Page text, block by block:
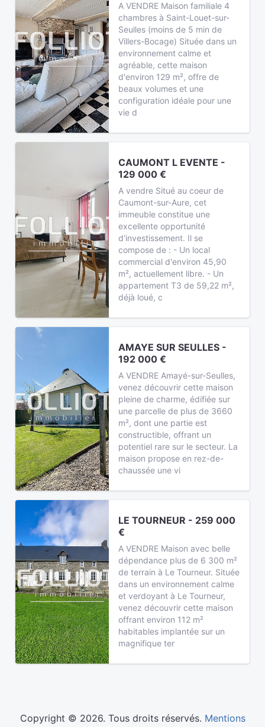
A VENDRE Maison familiale 4
chambres à Saint-Louet-sur-
Seulles (moins de 5 min de
Villers-Bocage) Située dans un
environnement calme et
agréable, cette maison
d'environ 129 m², offre de
beaux volumes et une
configuration idéale pour une
vie d
CAUMONT L EVENTE -
129 000 €
A vendre Situé au coeur de
Caumont-sur-Aure, cet
immeuble constitue une
excellente opportunité
d'investissement. Il se
compose de : - Un local
commercial d'environ 45,90
m², actuellement libre. - Un
appartement T3 de 59,22 m²,
déjà loué, c
AMAYE SUR SEULLES -
192 000 €
A VENDRE Amayé-sur-Seulles,
venez découvrir cette maison
pleine de charme, édifiée sur
une parcelle de plus de 3660
m², dont une partie est
constructible, offrant un
potentiel rare sur le secteur. La
maison propose en rez-de-
chaussée une vi
LE TOURNEUR - 259 000
€
A VENDRE Maison avec belle
dépendance plus de 6 300 m²
de terrain à Le Tourneur. Située
dans un environnement calme
et verdoyant à Le Tourneur,
venez découvrir cette maison
offrant environ 112 m²
habitables implantée sur un
magnifique ter
Copyright © 2026. Tous droits réservés. Mentions